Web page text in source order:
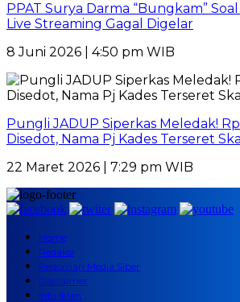
PPAT Surya Darma “Bungkam” Soal
Live Streaming Gagal Digelar
8 Juni 2026 | 4:50 pm WIB
Pungli JADUP Siperkas Meledak!
Disedot, Nama Pj Kades Terseret
22 Maret 2026 | 7:29 pm WIB
Home
Redaksi
Pedoman Media Siber
Disclaimer
Info Iklan